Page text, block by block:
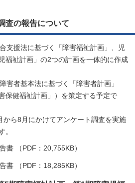
査の報告について
支援法に基づく「障害福祉計画」、児
福祉計画」の2つの計画を一体的に作成
害者基本法に基づく「障害者計画」
保健福祉計画」）を策定する予定で
から8月にかけてアンケート調査を実施
。
書 （PDF：20,755KB）
書 （PDF：18,285KB）